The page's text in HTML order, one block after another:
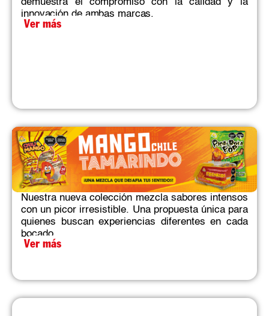
demuestra el compromiso con la calidad y la
innovación de ambas marcas.​
Ver más
Nuestra nueva colección mezcla sabores intensos
con un picor irresistible. Una propuesta única para
quienes buscan experiencias diferentes en cada
bocado.​
Ver más